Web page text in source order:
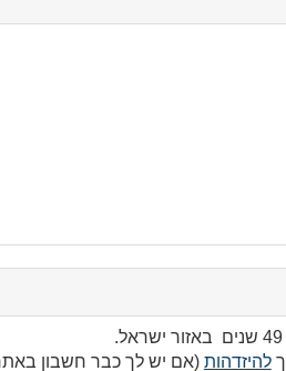
להיזדהות (אם יש לך כבר חשבון